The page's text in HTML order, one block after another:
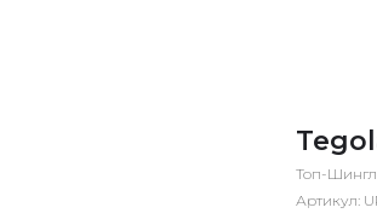
Топ-Шингл
Артикул: